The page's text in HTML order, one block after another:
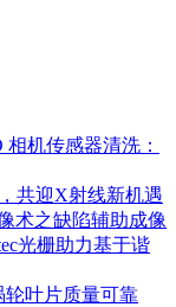
机传感器清洗：
共迎X射线新机遇
术之缺陷辅助成像
光栅助力基于谐
叶片质量可靠